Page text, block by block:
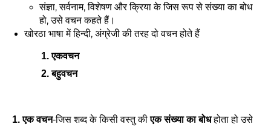
संज्ञा, सर्वनाम, विशेषण और क्रिया के जिस रूप से संख्या का बोध
हो, उसे वचन कहते हैं।
खोरठा भाषा में हिन्दी, अंग्रेजी की तरह दो वचन होते हैं
1. एकवचन
2. बहुवचन
1. एक वचन-जिस शब्द के किसी वस्तु कीएक संख्या का बोधहोता हो उसे